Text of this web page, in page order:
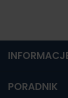
PORADNIK